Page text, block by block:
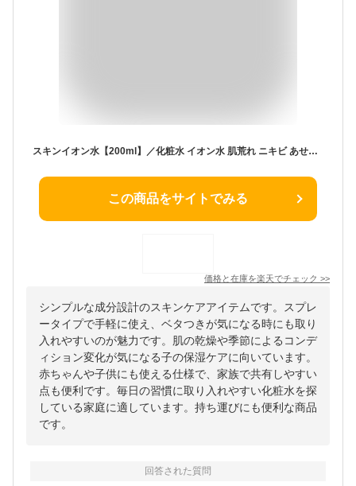
スキンイオン水【200ml】／化粧水 イオン水 肌荒れ ニキビ あせも そばかす ツヤ ハリ キメ シミ 肌用αトリノ αトリノ 赤ちゃん 子供 塩 水 食塩水 さっぱり 男性用 スキンケア スプレー 無添加 オーガニック スキンイオン水 200ml
この商品をサイトでみる
価格と在庫を楽天でチェック >>
シンプルな成分設計のスキンケアアイテムです。スプレ
ータイプで手軽に使え、ベタつきが気になる時にも取り
入れやすいのが魅力です。肌の乾燥や季節によるコンデ
ィション変化が気になる子の保湿ケアに向いています。
赤ちゃんや子供にも使える仕様で、家族で共有しやすい
点も便利です。毎日の習慣に取り入れやすい化粧水を探
している家庭に適しています。持ち運びにも便利な商品
です。
回答された質問